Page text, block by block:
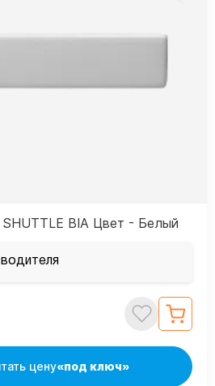
SHUTTLE BIA Цвет - Белый
цену«под ключ»